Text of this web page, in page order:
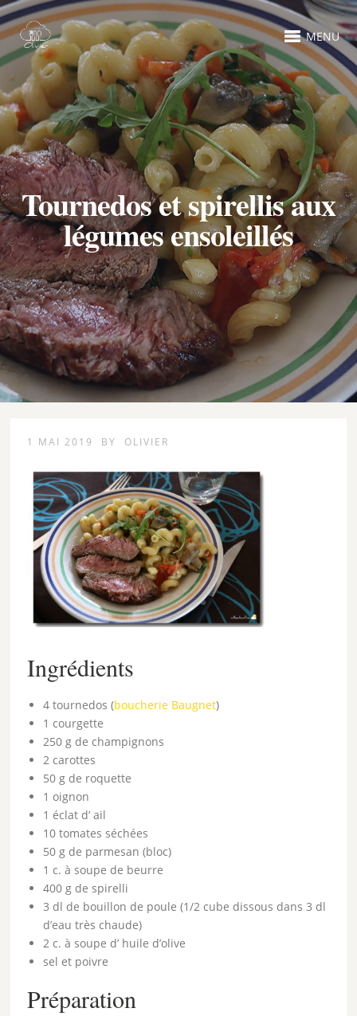
MENU
Tournedos et spirellis aux
légumes ensoleillés
1 MAI 2019 BY OLIVIER
Ingrédients
4 tournedos (boucherie Baugnet)
1 courgette
250 g de champignons
2 carottes
50 g de roquette
1 oignon
1 éclat d’ ail
10 tomates séchées
50 g de parmesan (bloc)
1 c. à soupe de beurre
400 g de spirelli
3 dl de bouillon de poule (1/2 cube dissous dans 3 dl
d’eau très chaude)
2 c. à soupe d’ huile d’olive
sel et poivre
Préparation